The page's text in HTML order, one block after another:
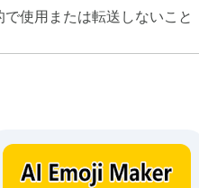
い。アバターメーカースタ
使用または転送しないこと